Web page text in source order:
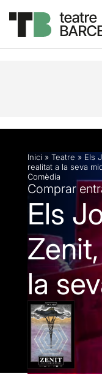
Descripció
Inici » Teatre » Els
realitat a la seva
Comèdia
Comprar
Els
la